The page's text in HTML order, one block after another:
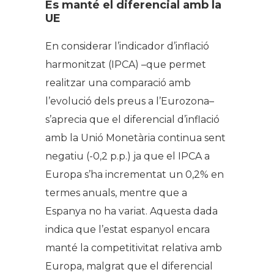
Es manté el diferencial amb la
UE
En considerar l’indicador d’inflació
harmonitzat (IPCA) –que permet
realitzar una comparació amb
l’evolució dels preus a l’Eurozona–
s’aprecia que el diferencial d’inflació
amb la Unió Monetària continua sent
negatiu (-0,2 p.p.) ja que el IPCA a
Europa s’ha incrementat un 0,2% en
termes anuals, mentre que a
Espanya no ha variat. Aquesta dada
indica que l’estat espanyol encara
manté la competitivitat relativa amb
Europa, malgrat que el diferencial